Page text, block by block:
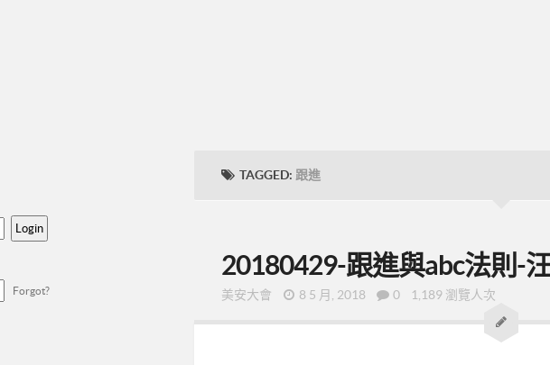
TAGGED: 跟進
20180429-跟進與abc法則-
美安大會 8 5 月, 2018 0 1,189 瀏覽人次
Forgot?